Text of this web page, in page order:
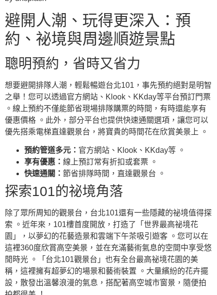
避開人潮、玩得更深入：預
約、祕境與周邊順遊景點
聰明預約，省時又省力
想要避開排隊人潮，輕鬆暢遊台北101，事先預約絕對是明智
之舉！您可以透過官方網站、Klook、KKday等平台預訂門票
。線上預約不僅能節省現場排隊購票的時間，有時還能享有
優惠價格 。此外，部分平台也提供快速通關選項，讓您可以
優先搭乘電梯直達觀景台，將寶貴的時間花在欣賞美景上 。
預約管道多元： 官方網站、Klook、KKday等 。
享有優惠： 線上預訂常有折扣或套票 。
快速通關： 節省排隊時間，直達觀景台 。
探索101的祕境角落
除了眾所周知的觀景台，台北101還有一些隱藏的祕境值得探
索 。近年來，101樓首度開放，打造了「世界最高祕境花
園」，以夢幻的花藝造景和雲端下午茶吸引遊客 。您可以在
這裡360度欣賞高空美景，並在充滿藝術氣息的空間中享受悠
閒時光 。「台北101觀景台」也有全台最高祕境花園的美
稱，這裡擁有超夢幻的場景和藝術裝置 。大量繽紛的花卉擺
設，散發出溫馨浪漫的氣息，搭配著高空城市窗景，隨便拍